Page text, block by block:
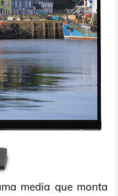
media que monta